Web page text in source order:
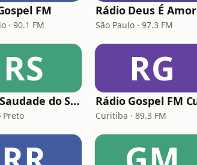
FM
· 90.1 FM
Rádio Deus É Amor
São Paulo · 97.3 FM
RS
Rádio Saudade do Sertão
Preto
RG
Curitiba · 89.3 FM